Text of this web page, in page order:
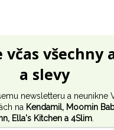
všechny
a slevy
newsletteru a neunikne
na Kendamil, Moomin
, Ella's Kitchen a 4Slim.